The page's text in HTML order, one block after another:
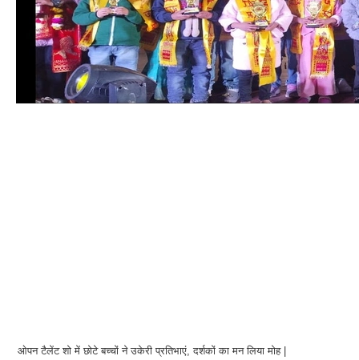
ओपन टैलेंट शो में छोटे बच्चों ने उकेरी प्रतिभाएं, दर्शकों का मन लिया मोह |